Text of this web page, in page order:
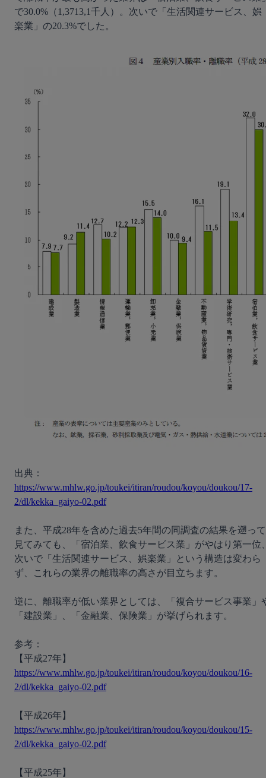
で30.0%（1,3713,1千人）。次いで「生活関連サービス、娯
楽業」の20.3%でした。
出典：
https://www.mhlw.go.jp/toukei/itiran/roudou/koyou/doukou/17-
2/dl/kekka_gaiyo-02.pdf
また、平成28年を含めた過去5年間の同調査の結果を遡って
見てみても、「宿泊業、飲食サービス業」がやはり第一位
次いで「生活関連サービス、娯楽業」という構造は変わら
ず、これらの業界の離職率の高さが目立ちます。
逆に、離職率が低い業界としては、「複合サービス事業」
「建設業」、「金融業、保険業」が挙げられます。
参考：
https://www.mhlw.go.jp/toukei/itiran/roudou/koyou/doukou/16-
2/dl/kekka_gaiyo-02.pdf
https://www.mhlw.go.jp/toukei/itiran/roudou/koyou/doukou/15-
2/dl/kekka_gaiyo-02.pdf